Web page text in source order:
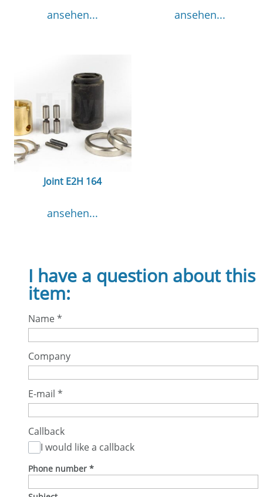
ansehen... ansehen...
Joint E2H 164
ansehen...
I have a question about this
item:
Name*
Company
E-mail *
Callback
I would like a callback
Phone number *